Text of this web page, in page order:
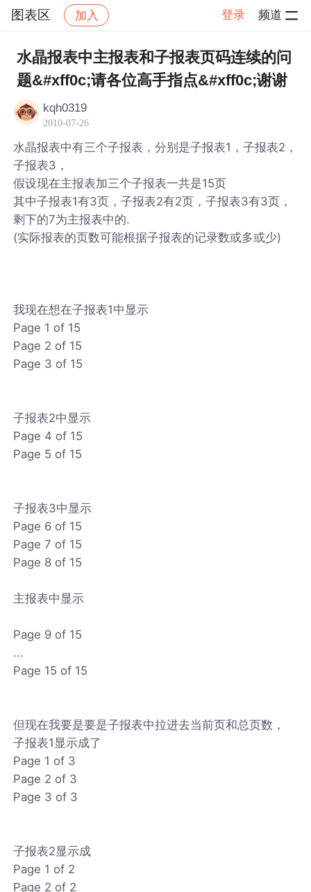
图表区 加入 登录 频道
社区 图表区 帖子详情
水晶报表中主报表和子报表页码连续的问
题&#xff0c;请各位高手指点&#xff0c;谢谢
kqh0319
2010-07-26
水晶报表中有三个子报表，分别是子报表1，子报表2，
子报表3，
假设现在主报表加三个子报表一共是15页
其中子报表1有3页，子报表2有2页，子报表3有3页，
剩下的7为主报表中的.
(实际报表的页数可能根据子报表的记录数或多或少)
我现在想在子报表1中显示
Page 1 of 15
Page 2 of 15
Page 3 of 15
子报表2中显示
Page 4 of 15
Page 5 of 15
子报表3中显示
Page 6 of 15
Page 7 of 15
Page 8 of 15
主报表中显示
Page 9 of 15
...
Page 15 of 15
但现在我要是要是子报表中拉进去当前页和总页数，
子报表1显示成了
Page 1 of 3
Page 2 of 3
Page 3 of 3
子报表2显示成
Page 1 of 2
Page 2 of 2